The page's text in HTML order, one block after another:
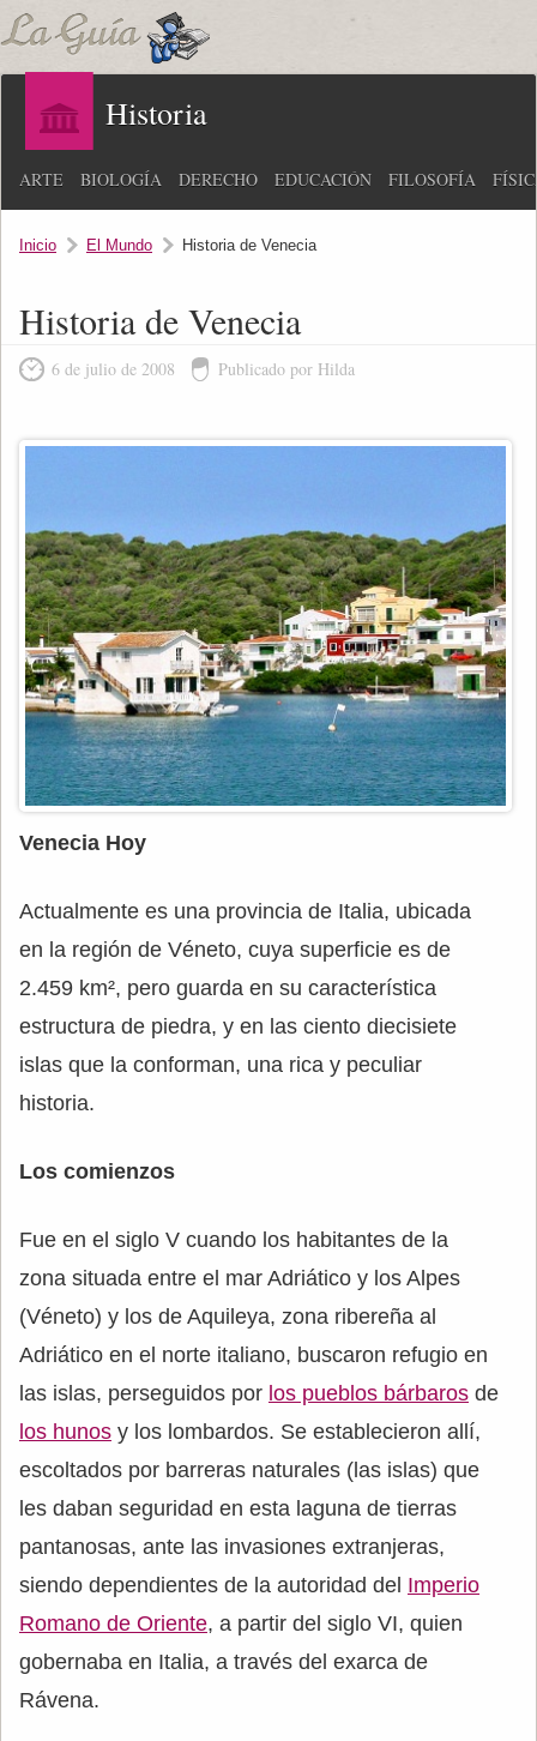
Historia
ARTE BIOLOGÍA DERECHO EDUCACIÓN FILOSOFÍA
Inicio El Mundo Historia de Venecia
Historia de Venecia
6 de julio de 2008 Publicado por Hilda
Venecia Hoy
Actualmente es una provincia de Italia, ubicada
en la región de Véneto, cuya superficie es de
2.459 km², pero guarda en su característica
estructura de piedra, y en las ciento diecisiete
islas que la conforman, una rica y peculiar
historia.
Los comienzos
Fue en el siglo V cuando los habitantes de la
zona situada entre el mar Adriático y los Alpes
(Véneto) y los de Aquileya, zona ribereña al
Adriático en el norte italiano, buscaron refugio en
las islas, perseguidos por los pueblos bárbaros de
los hunos y los lombardos. Se establecieron allí,
escoltados por barreras naturales (las islas) que
les daban seguridad en esta laguna de tierras
pantanosas, ante las invasiones extranjeras,
siendo dependientes de la autoridad del Imperio
Romano de Oriente, a partir del siglo VI, quien
gobernaba en Italia, a través del exarca de
Rávena.